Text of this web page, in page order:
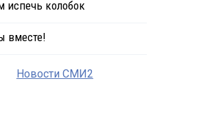
испечь колобок
вместе!
Новости СМИ2